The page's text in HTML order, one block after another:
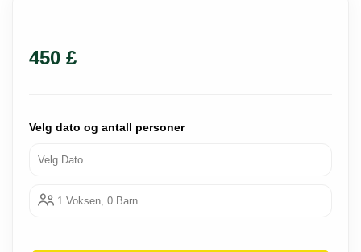
450 £
Velg dato og antall personer
Velg Dato
1 Voksen, 0 Barn